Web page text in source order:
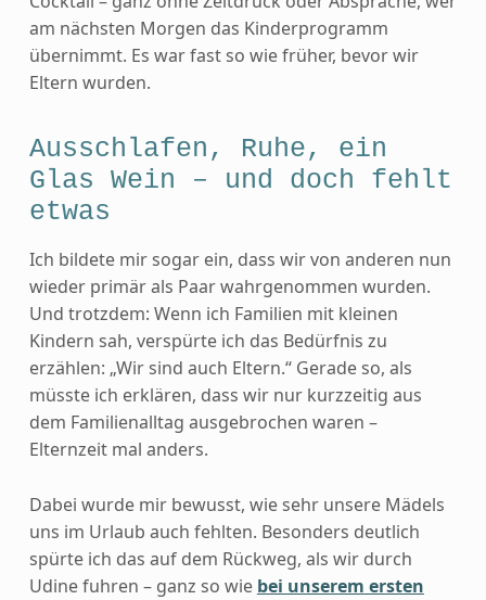
am nächsten Morgen das Kinderprogramm
übernimmt. Es war fast so wie früher, bevor wir
Eltern wurden.
Ausschlafen, Ruhe, ein
Glas Wein – und doch fehlt
etwas
Ich bildete mir sogar ein, dass wir von anderen nun
wieder primär als Paar wahrgenommen wurden.
Und trotzdem: Wenn ich Familien mit kleinen
Kindern sah, verspürte ich das Bedürfnis zu
erzählen: „Wir sind auch Eltern.“ Gerade so, als
müsste ich erklären, dass wir nur kurzzeitig aus
dem Familienalltag ausgebrochen waren –
Elternzeit mal anders.
Dabei wurde mir bewusst, wie sehr unsere Mädels
uns im Urlaub auch fehlten. Besonders deutlich
spürte ich das auf dem Rückweg, als wir durch
Udine fuhren – ganz so wie bei unserem ersten